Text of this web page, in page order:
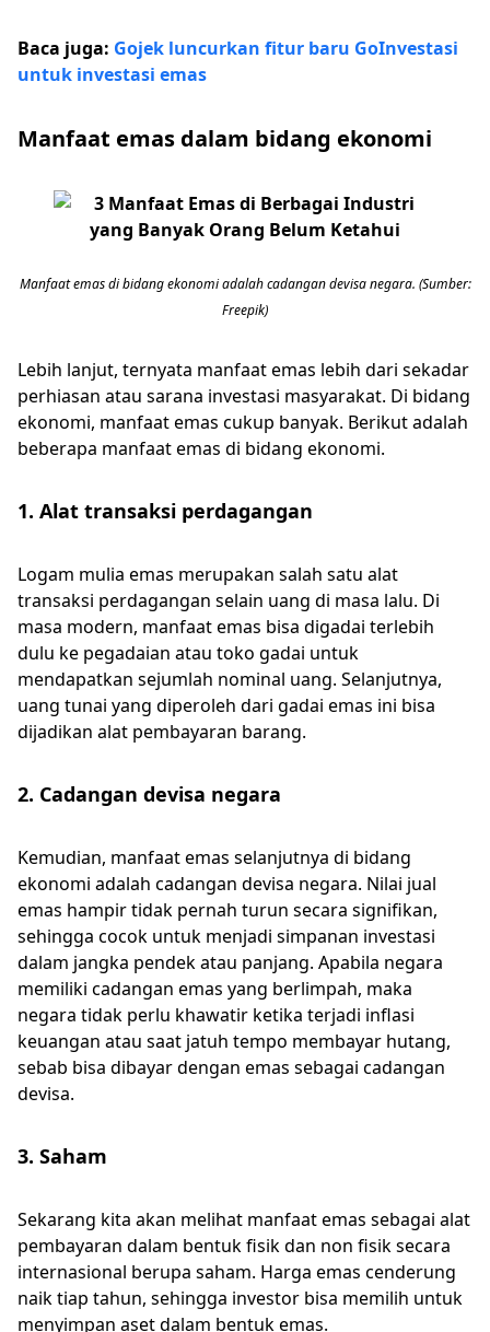
Baca juga: Gojek luncurkan fitur baru GoInvestasi
untuk investasi emas
Manfaat emas dalam bidang ekonomi
Manfaat emas di bidang ekonomi adalah cadangan devisa negara. (Sumber:
Freepik)
Lebih lanjut, ternyata manfaat emas lebih dari sekadar
perhiasan atau sarana investasi masyarakat. Di bidang
ekonomi, manfaat emas cukup banyak. Berikut adalah
beberapa manfaat emas di bidang ekonomi.
1. Alat transaksi perdagangan
Logam mulia emas merupakan salah satu alat
transaksi perdagangan selain uang di masa lalu. Di
masa modern, manfaat emas bisa digadai terlebih
dulu ke pegadaian atau toko gadai untuk
mendapatkan sejumlah nominal uang. Selanjutnya,
uang tunai yang diperoleh dari gadai emas ini bisa
dijadikan alat pembayaran barang.
2. Cadangan devisa negara
Kemudian, manfaat emas selanjutnya di bidang
ekonomi adalah cadangan devisa negara. Nilai jual
emas hampir tidak pernah turun secara signifikan,
sehingga cocok untuk menjadi simpanan investasi
dalam jangka pendek atau panjang. Apabila negara
memiliki cadangan emas yang berlimpah, maka
negara tidak perlu khawatir ketika terjadi inflasi
keuangan atau saat jatuh tempo membayar hutang,
sebab bisa dibayar dengan emas sebagai cadangan
devisa.
3. Saham
Sekarang kita akan melihat manfaat emas sebagai alat
pembayaran dalam bentuk fisik dan non fisik secara
internasional berupa saham. Harga emas cenderung
naik tiap tahun, sehingga investor bisa memilih untuk
menyimpan aset dalam bentuk emas.